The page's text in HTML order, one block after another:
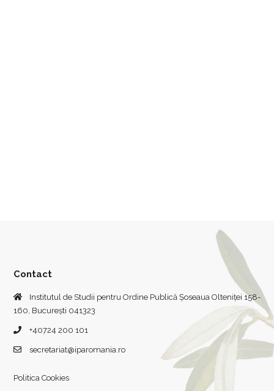
Contact
Institutul de Studii pentru Ordine Publică Șoseaua Olteniței 158-
160, București 041323
+40724 200 101
secretariat@iparomania.ro
Politica Cookies